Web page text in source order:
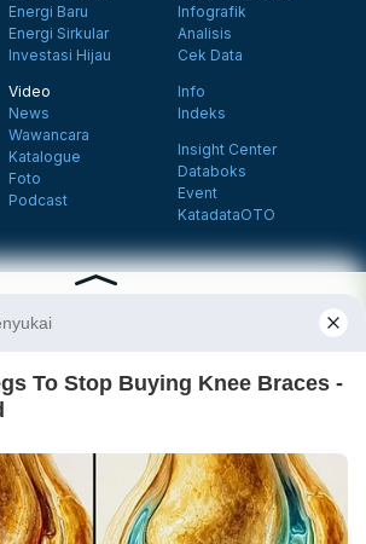
Energi Baru
Energi Sirkular
Investasi Hijau
Infografik
Analisis
Cek Data
Video
News
Wawancara
Katalogue
Foto
Podcast
Info
Indeks
Insight Center
Databoks
Event
KatadataOTO
Advertising Karier Pedoman Media Siber